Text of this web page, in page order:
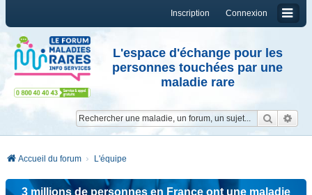
Connexion
Inscription
L'espace d'échange pour les
personnes touchées par une
maladie rare
Accueil du forum L'équipe
3 millions de personnes en France ont une maladie